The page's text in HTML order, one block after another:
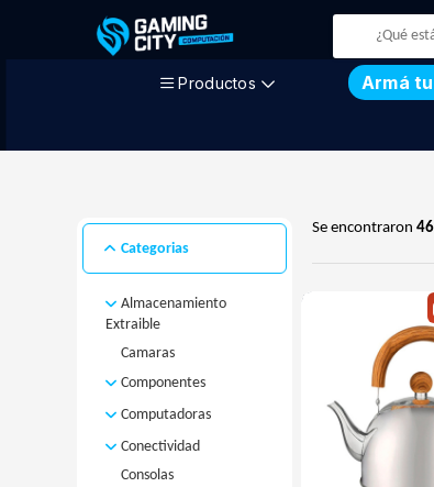
Productos Armá
Categorias
Almacenamiento
Extraible
Disco Externo
MicroSD
Pendrive
Camaras
Componentes
Discos
Fuentes
Gabinetes
Computadoras
Computadoras
Conectividad
Access Point
Consolas
Se encontraron 46